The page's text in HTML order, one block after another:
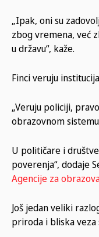
„Ipak, oni su
zbog vremena, već
u državu“, kaže.
Finci veruju
„Veruju policiji,
obrazovnom
U političare i
poverenja“, dodaje
Agencije za
Još jedan veliki
priroda i bliska veza